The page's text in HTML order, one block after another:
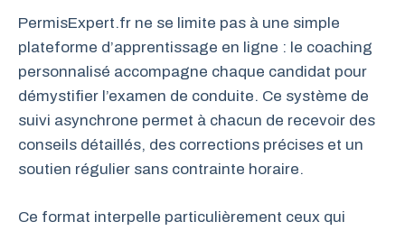
PermisExpert.fr ne se limite pas à une simple
plateforme d’apprentissage en ligne : le coaching
personnalisé accompagne chaque candidat pour
démystifier l’examen de conduite. Ce système de
suivi asynchrone permet à chacun de recevoir des
conseils détaillés, des corrections précises et un
soutien régulier sans contrainte horaire.
Ce format interpelle particulièrement ceux qui